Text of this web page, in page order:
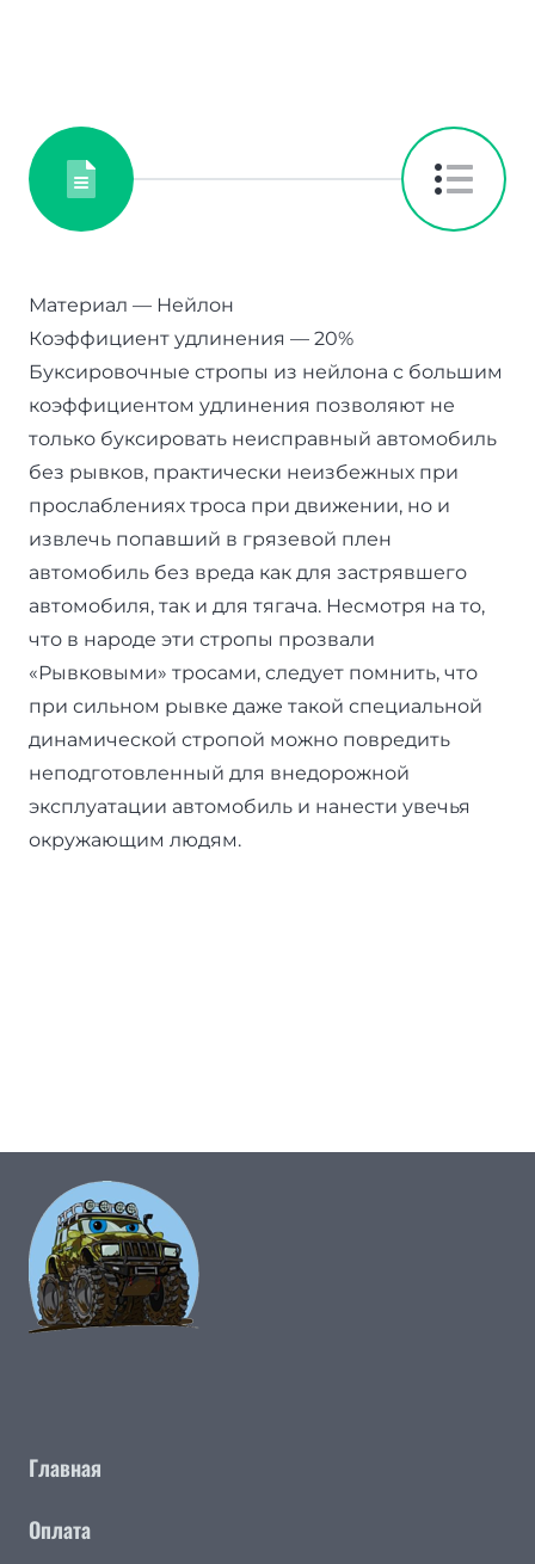
Материал — Нейлон
Коэффициент удлинения — 20%
Буксировочные стропы из нейлона с большим
коэффициентом удлинения позволяют не
только буксировать неисправный автомобиль
без рывков, практически неизбежных при
прослаблениях троса при движении, но и
извлечь попавший в грязевой плен
автомобиль без вреда как для застрявшего
автомобиля, так и для тягача. Несмотря на то,
что в народе эти стропы прозвали
«Рывковыми» тросами, следует помнить, что
при сильном рывке даже такой специальной
динамической стропой можно повредить
неподготовленный для внедорожной
эксплуатации автомобиль и нанести увечья
окружающим людям.
Главная
Оплата